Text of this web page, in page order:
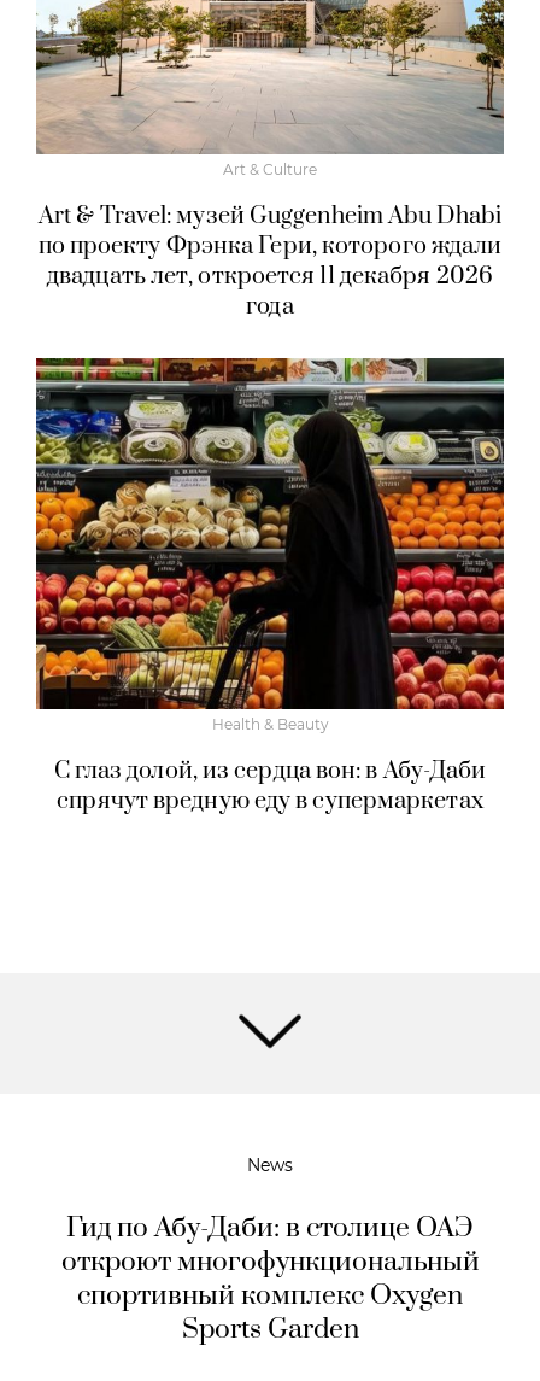
Art & Culture
Art & Travel: музей Guggenheim Abu Dhabi
по проекту Фрэнка Гери, которого ждали
двадцать лет, откроется 11 декабря 2026
года
Health & Beauty
С глаз долой, из сердца вон: в Абу-Даби
спрячут вредную еду в супермаркетах
News
Гид по Абу-Даби: в столице ОАЭ
откроют многофункциональный
спортивный комплекс Oxygen
Sports Garden